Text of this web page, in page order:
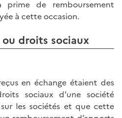
prime de remboursement
à cette occasion.
droits sociaux
en échange étaient des
sociaux d’une société
les sociétés et que cette